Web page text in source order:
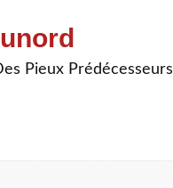
Pieux Prédécesseurs